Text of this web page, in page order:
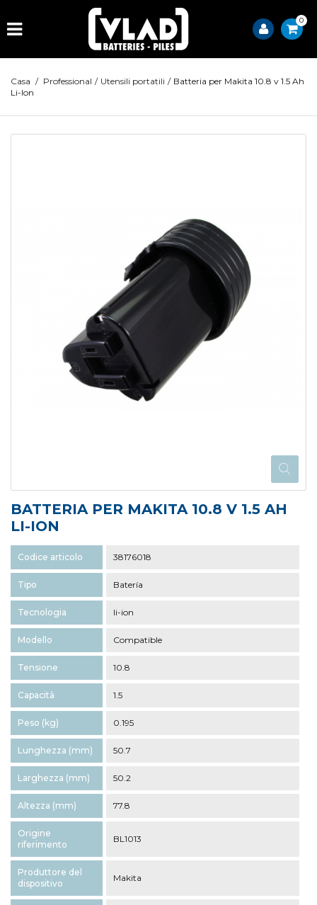
0
Casa / Professional / Utensili portatili / Batteria per Makita 10.8 v 1.5 Ah
Li-Ion
BATTERIA PER MAKITA 10.8 V 1.5 AH
LI-ION
Codice articolo 38176018
Tipo Batería
Tecnologia li-ion
Modello Compatible
Tensione 10.8
Capacità 1.5
Peso (kg) 0.195
Lunghezza (mm) 50.7
Larghezza (mm) 50.2
Altezza (mm) 77.8
Origine
riferimento
BL1013
Produttore del
dispositivo
Makita